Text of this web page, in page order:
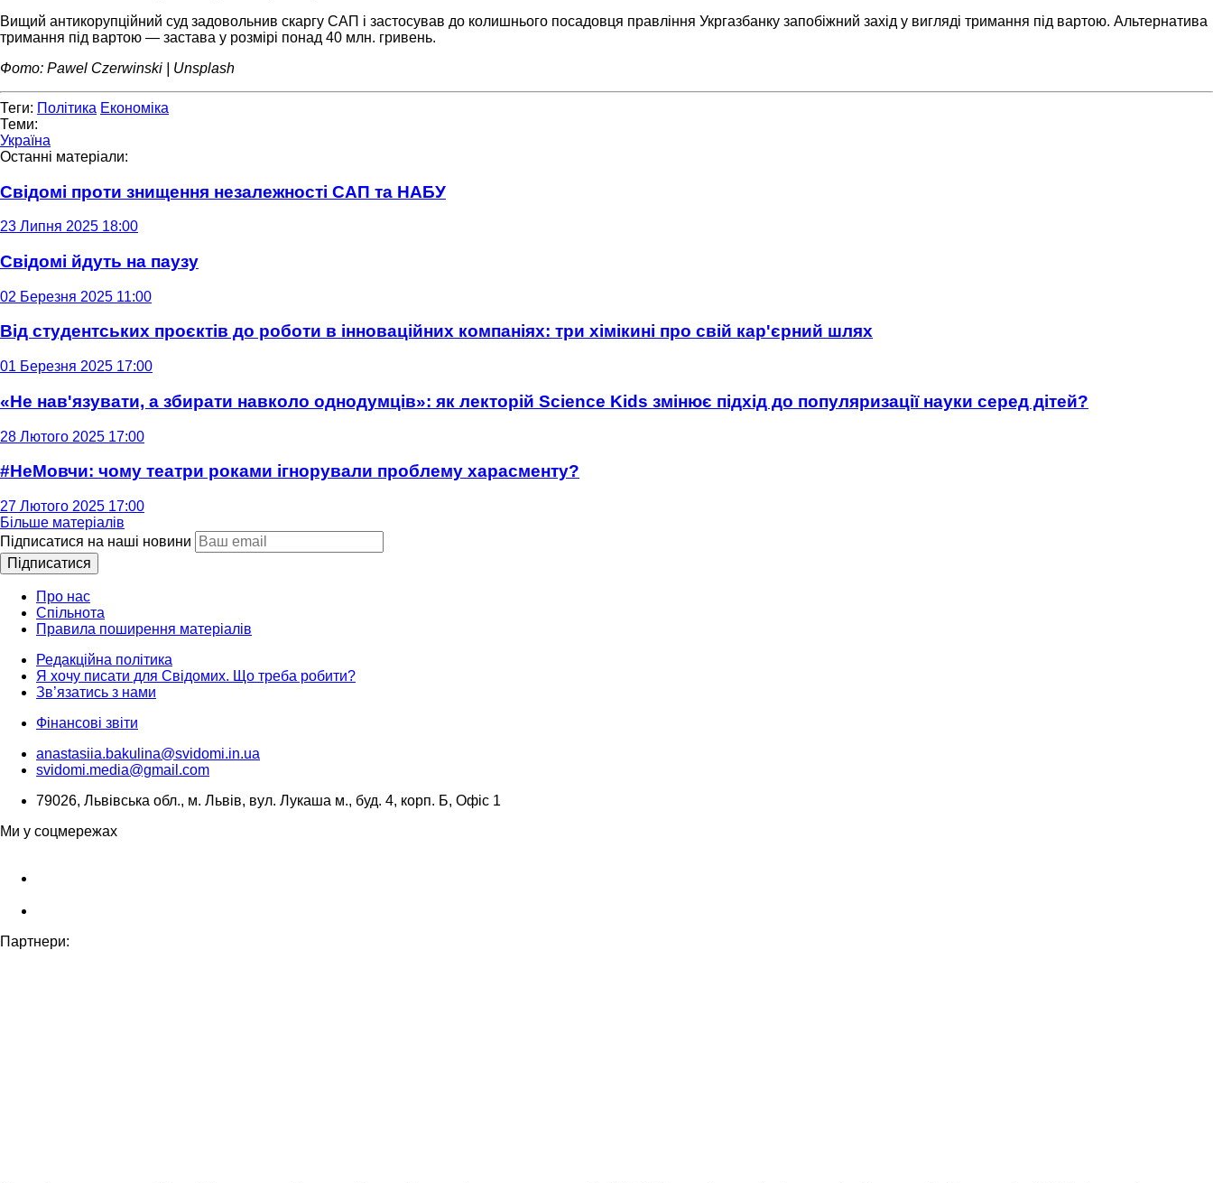
Вищий антикорупційний суд задовольнив скаргу САП і застосував до колишнього посадовця правління Укргазбанку запобіжний захід у вигляді тримання під вартою. Альтернатива
тримання під вартою — застава у розмірі понад 40 млн. гривень.
Фото: Pawel Czerwinski | Unsplash
Теги: Політика Економіка
Теми:
Україна
Останні матеріали:
Свідомі проти знищення незалежності САП та НАБУ
23 Липня 2025 18:00
Свідомі йдуть на паузу
02 Березня 2025 11:00
Від студентських проєктів до роботи в інноваційних компаніях: три хімікині про свій кар'єрний шлях
01 Березня 2025 17:00
«Не нав'язувати, а збирати навколо однодумців»: як лекторій Science Kids змінює підхід до популяризації науки серед дітей?
28 Лютого 2025 17:00
#НеМовчи: чому театри роками ігнорували проблему харасменту?
27 Лютого 2025 17:00
Більше матеріалів
Підписатися на наші новини
Підписатися
Про нас
Спільнота
Правила поширення матеріалів
Редакційна політика
Я хочу писати для Свідомих. Що треба робити?
Зв’язатись з нами
Фінансові звіти
anastasiia.bakulina@svidomi.in.ua
svidomi.media@gmail.com
79026, Львівська обл., м. Львів, вул. Лукаша м., буд. 4, корп. Б, Офіс 1
Ми у соцмережах
Партнери: